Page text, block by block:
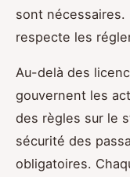
sont nécessaires.
respecte les
Au-delà des
gouvernent les
des règles sur le
sécurité des
obligatoires.